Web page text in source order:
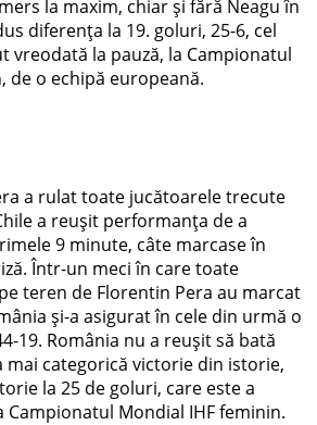
la maxim, chiar și fără Neagu în
diferența la 19. goluri, 25-6, cel
vreodată la pauză, la Campionatul
de o echipă europeană.
a rulat toate jucătoarele trecute
a reușit performanța de a
9 minute, câte marcase în
Într-un meci în care toate
teren de Florentin Pera au marcat
și-a asigurat în cele din urmă o
19. România nu a reușit să bată
categorică victorie din istorie,
la 25 de goluri, care este a
Campionatul Mondial IHF feminin.